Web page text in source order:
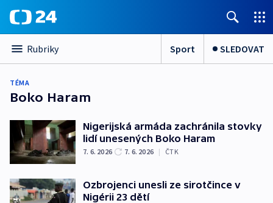
Rubriky Sport SLEDOVAT
TÉMA
Boko Haram
Nigerijská armáda zachránila stovky
lidí unesených Boko Haram
7. 6. 2026 7. 6. 2026 | ČTK
Ozbrojenci unesli ze sirotčince v
Nigérii 23 dětí